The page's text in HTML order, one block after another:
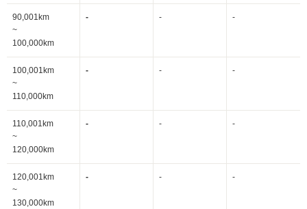
90,001km
~
100,000km
- - -
100,001km
~
110,000km
- - -
110,001km
~
120,000km
- - -
120,001km
~
130,000km
- - -